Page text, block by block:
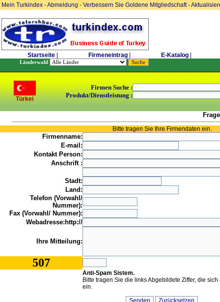
Mein Turkindex -Abmeldung- Verbessern Sie Goldene Mitgliedschaft-
Startseite Firmeneintrag E-Katalog
Länderwahl
Türkei
Firmen Suche :
Produkt/Dienstleistung :
Bitte tragen Sie Ihre Firmendaten ein.
Firmenname:
E-mail:
Kontakt Person:
Anschrift :
Stadt:
Land:
Telefon (Vorwahl/
Nummer):
Fax (Vorwahl/ Nummer):
Webadresse:http://
Ihre Mitteilung:
507
Anti-Spam Sistem.
Bitte tragen Sie die links Abgebildete Ziffer, die
ein.